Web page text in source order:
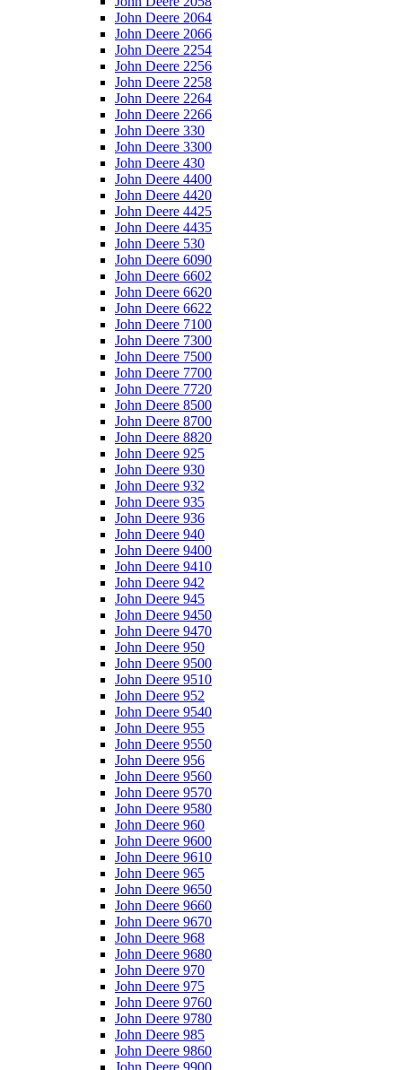
John Deere 2064
John Deere 2066
John Deere 2254
John Deere 2256
John Deere 2258
John Deere 2264
John Deere 2266
John Deere 330
John Deere 3300
John Deere 430
John Deere 4400
John Deere 4420
John Deere 4425
John Deere 4435
John Deere 530
John Deere 6090
John Deere 6602
John Deere 6620
John Deere 6622
John Deere 7100
John Deere 7300
John Deere 7500
John Deere 7700
John Deere 7720
John Deere 8500
John Deere 8700
John Deere 8820
John Deere 925
John Deere 930
John Deere 932
John Deere 935
John Deere 936
John Deere 940
John Deere 9400
John Deere 9410
John Deere 942
John Deere 945
John Deere 9450
John Deere 9470
John Deere 950
John Deere 9500
John Deere 9510
John Deere 952
John Deere 9540
John Deere 955
John Deere 9550
John Deere 956
John Deere 9560
John Deere 9570
John Deere 9580
John Deere 960
John Deere 9600
John Deere 9610
John Deere 965
John Deere 9650
John Deere 9660
John Deere 9670
John Deere 968
John Deere 9680
John Deere 970
John Deere 975
John Deere 9760
John Deere 9780
John Deere 985
John Deere 9860
John Deere 9900